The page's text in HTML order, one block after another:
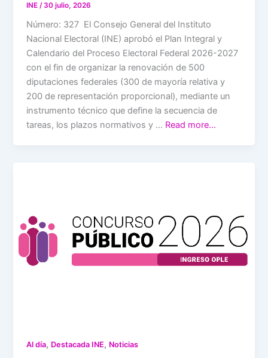
INE /30 julio, 2026
Número: 327 El Consejo General del Instituto
Nacional Electoral (INE) aprobó el Plan Integral y
Calendario del Proceso Electoral Federal 2026-2027
con el fin de organizar la renovación de 500
diputaciones federales (300 de mayoría relativa y
200 de representación proporcional), mediante un
instrumento técnico que define la secuencia de
tareas, los plazos normativos y … Read more…
Al día, Destacada INE, Noticias